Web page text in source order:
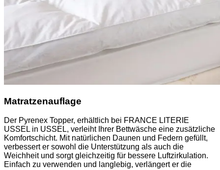
Matratzenauflage
Der Pyrenex Topper, erhältlich bei FRANCE LITERIE
USSEL in USSEL, verleiht Ihrer Bettwäsche eine zusätzliche
Komfortschicht. Mit natürlichen Daunen und Federn gefüllt,
verbessert er sowohl die Unterstützung als auch die
Weichheit und sorgt gleichzeitig für bessere Luftzirkulation.
Einfach zu verwenden und langlebig, verlängert er die